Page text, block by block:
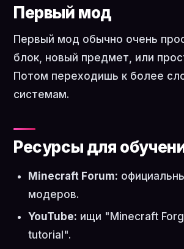
Первый мод
Первый мод обычно очень
блок, новый предмет, или
Потом переходишь к более
системам.
Ресурсы для
Minecraft Forum:
модеров.
YouTube: ищи "Minecraft
tutorial".